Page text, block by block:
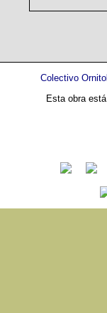
Colectivo
Esta obra